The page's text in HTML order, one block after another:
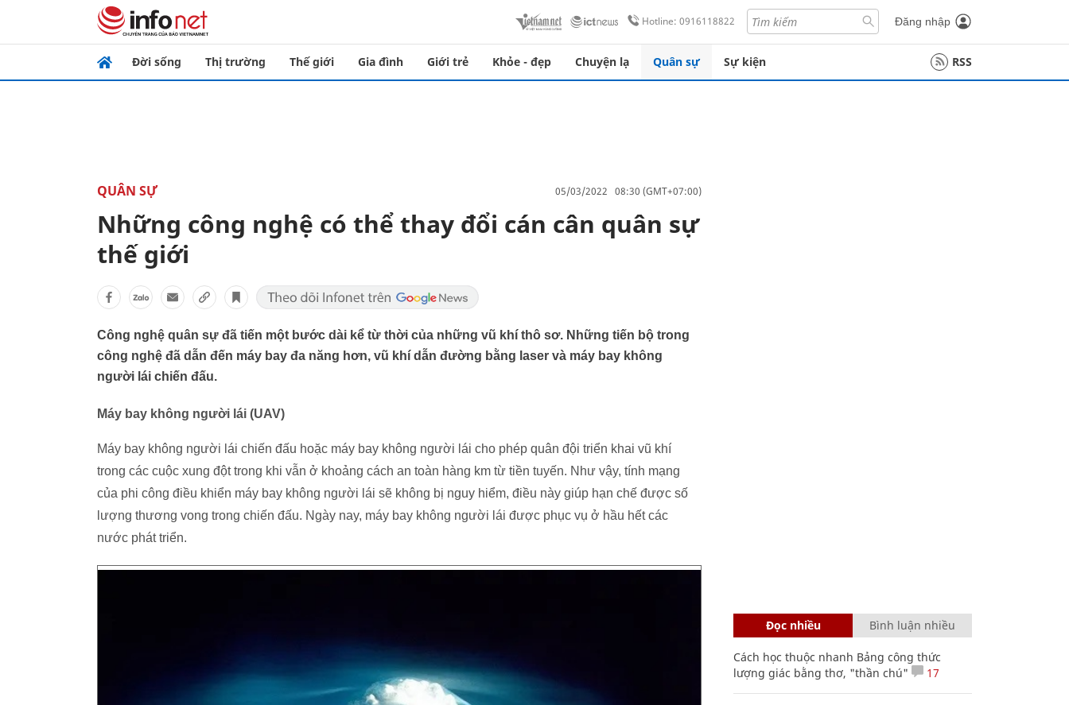
Hotline: 0916118822 Đăng nhập
Đời sống Thị trường Thế giới Gia đình Giới trẻ Khỏe - đẹp Chuyện lạ Quân sự Sự kiện RSS
QUÂN SỰ 05/03/2022 08:30 (GMT+07:00)
Những công nghệ có thể thay đổi cán cân quân sự
thế giới
Công nghệ quân sự đã tiến một bước dài kể từ thời của những vũ khí thô sơ. Những tiến bộ trong
công nghệ đã dẫn đến máy bay đa năng hơn, vũ khí dẫn đường bằng laser và máy bay không
người lái chiến đấu.
Máy bay không người lái (UAV)
Máy bay không người lái chiến đấu hoặc máy bay không người lái cho phép quân đội triển khai vũ khí
trong các cuộc xung đột trong khi vẫn ở khoảng cách an toàn hàng km từ tiền tuyến. Như vậy, tính mạng
của phi công điều khiển máy bay không người lái sẽ không bị nguy hiểm, điều này giúp hạn chế được số
lượng thương vong trong chiến đấu. Ngày nay, máy bay không người lái được phục vụ ở hầu hết các
nước phát triển.
Đọc nhiều Bình luận nhiều
Cách học thuộc nhanh Bảng công thức
lượng giác bằng thơ, "thần chú"
17